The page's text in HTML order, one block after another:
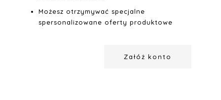
Załóż konto
Możesz otrzymywać specjalne
spersonalizowane oferty produktowe